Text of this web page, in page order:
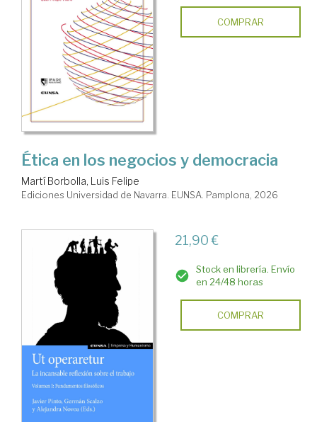
Corporativa
COMPRAR
Ética en los negocios y democracia
Martí Borbolla, Luis Felipe
Ediciones Universidad de Navarra. EUNSA. Pamplona, 2026
21,90 €
Stock en librería. Envío
en 24/48 horas
COMPRAR